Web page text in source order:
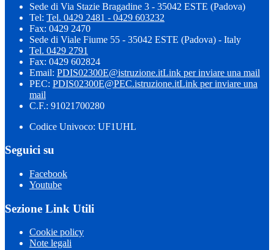
Sede di Via Stazie Bragadine 3 - 35042 ESTE (Padova)
Tel: Tel. 0429 2481 - 0429 603232
Fax: 0429 2470
Sede di Viale Fiume 55 - 35042 ESTE (Padova) - Italy
Tel. 0429 2791
Fax: 0429 602824
Email: PDIS02300E@istruzione.itLink per inviare una mail
PEC: PDIS02300E@PEC.istruzione.itLink per inviare una
mail
C.F.: 91021700280
Codice Univoco: UF1UHL
Seguici su
Facebook
Youtube
Sezione Link Utili
Cookie policy
Note legali